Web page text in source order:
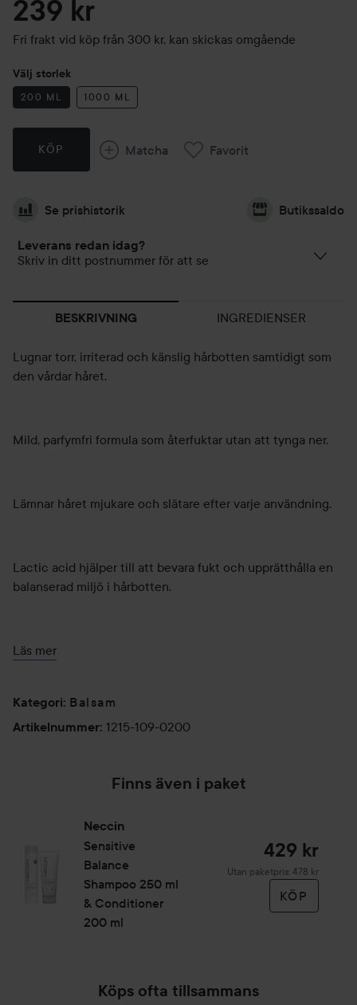
239 kr
Fri frakt vid köp från 300 kr, kan skickas omgående
Välj storlek
200 ML 1000 ML
KÖP Matcha Favorit
Se prishistorik Butikssaldo
Leverans redan idag?
Skriv in ditt postnummer för att se
BESKRIVNING INGREDIENSER
Lugnar torr, irriterad och känslig hårbotten samtidigt som
den vårdar håret.
Mild, parfymfri formula som återfuktar utan att tynga ner.
Lämnar håret mjukare och slätare efter varje användning.
Lactic acid hjälper till att bevara fukt och upprätthålla en
balanserad miljö i hårbotten.
Bisabolol verkar lugnande och hjälper till att minska rodnad
Finns i 200 ml och 1000 ml.
Massera in i fuktigt hår och hårbotten efter
200 ml
Läs mer
Kategori: Balsam
Artikelnummer: 1215-109-0200
Finns även i paket
Neccin
Sensitive
Balance
Shampoo 250 ml
& Conditioner
200 ml
429 kr
Utan paketpris: 478 kr
KÖP
Köps ofta tillsammans